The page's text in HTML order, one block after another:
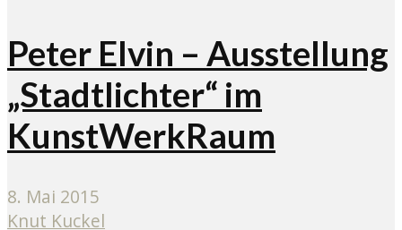
Peter Elvin – Ausstellung
„Stadtlichter“ im
KunstWerkRaum
8. Mai 2015
Knut Kuckel